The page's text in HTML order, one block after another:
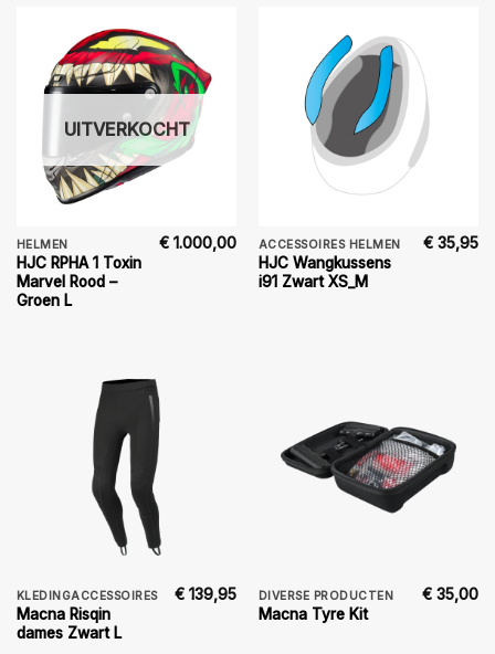
UITVERKOCHT
HELMEN
HJC RPHA 1 Toxin
Marvel Rood –
Groen L
€ 1.000,00 ACCESSOIRES HELMEN
HJC Wangkussens
i91 Zwart XS_M
€ 35,95
KLEDINGACCESSOIRES
Macna Risqin
dames Zwart L
€ 139,95 DIVERSE PRODUCTEN
Macna Tyre Kit
€ 35,00